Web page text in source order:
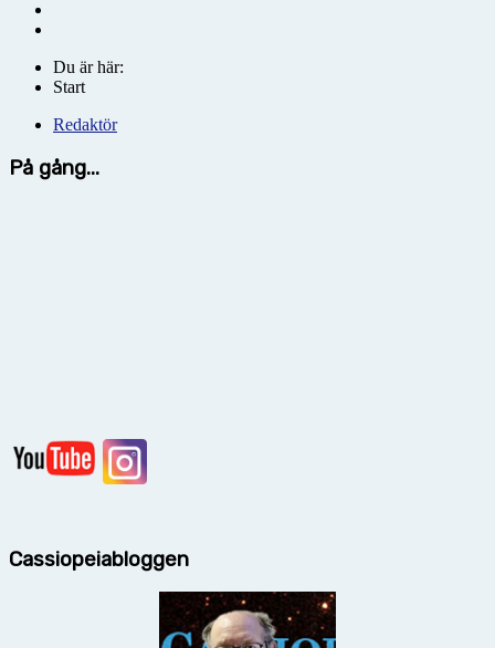
Du är här:
Start
Redaktör
På gång...
Cassiopeiabloggen